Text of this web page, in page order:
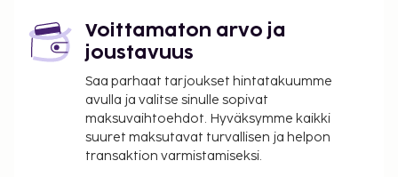
Voittamaton arvo ja
joustavuus
Saa parhaat tarjoukset hintatakuumme
avulla ja valitse sinulle sopivat
maksuvaihtoehdot. Hyväksymme kaikki
suuret maksutavat turvallisen ja helpon
transaktion varmistamiseksi.